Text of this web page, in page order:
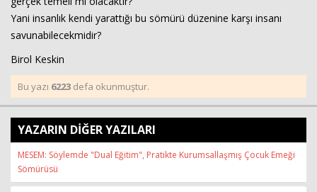
Yani insanlık kendi yarattığı bu sömürü düzenine karşı insanı
savunabilecekmidir?
Birol Keskin
Bu yazı 6223 defa okunmuştur.
YAZARIN DİĞER YAZILARI
MESEM: Söylemde "Dual Eğitim", Pratikte Kurumsallaşmış Çocuk Emeği
Sömürüsü